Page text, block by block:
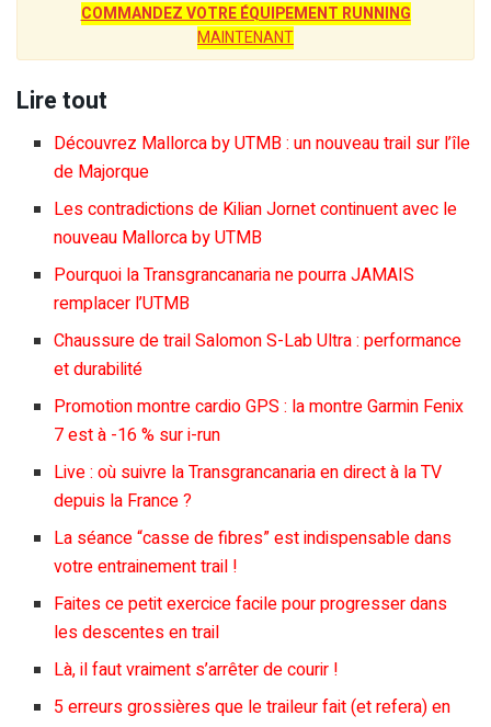
COMMANDEZ VOTRE ÉQUIPEMENT RUNNING
MAINTENANT
Lire tout
Découvrez Mallorca by UTMB : un nouveau trail sur l’île
de Majorque
Les contradictions de Kilian Jornet continuent avec le
nouveau Mallorca by UTMB
Pourquoi la Transgrancanaria ne pourra JAMAIS
remplacer l’UTMB
Chaussure de trail Salomon S-Lab Ultra : performance
et durabilité
Promotion montre cardio GPS : la montre Garmin Fenix
7 est à -16 % sur i-run
Live : où suivre la Transgrancanaria en direct à la TV
depuis la France ?
La séance “casse de fibres” est indispensable dans
votre entrainement trail !
Faites ce petit exercice facile pour progresser dans
les descentes en trail
Là, il faut vraiment s’arrêter de courir !
5 erreurs grossières que le traileur fait (et refera) en